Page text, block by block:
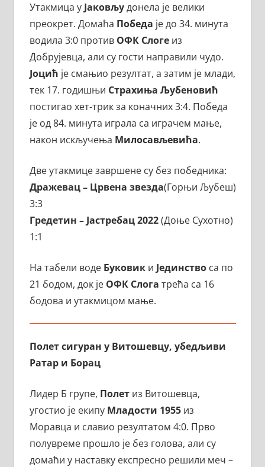
Утакмица у Јаковљудонела је велики
преокрет. Домаћа Победа је до 34. минута
водила 3:0 против ОФК Слоге из
Добрујевца, али су гости направили чудо.
Јоцић је смањио резултат, а затим је млади,
тек 17. годишњи Страхиња Љубеновић
постигао хет-трик за коначних 3:4. Победа
је од 84. минута играла са играчем мање,
након искључења Милосављевића.
Две утакмице завршене су без победника:
Дражевац – Црвена звезда(Горњи Љубеш)
3:3
Гредетин – Јастребац 2022(Доње Сухотно)
1:1
На табели воде Буковики Јединство са по
21 бодом, док је ОФК Слога трећа са 16
бодова и утакмицом мање.
Полет сигуран у Витошевцу, убедљиви
Ратар и Борац
Лидер Б групе, Полет из Витошевца,
угостио је екипу Младости 1955 из
Моравца и славио резултатом 4:0. Прво
полувреме прошло је без голова, али су
домаћи у наставку експресно решили меч –